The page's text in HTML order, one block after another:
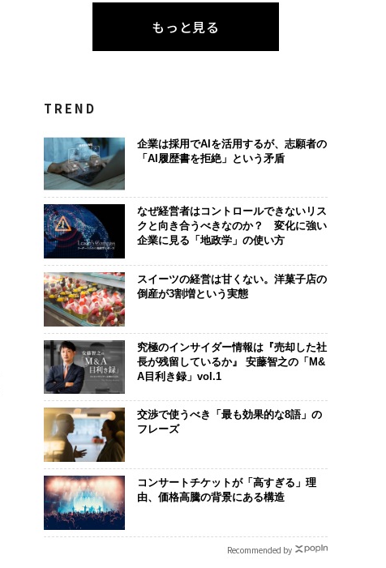
もっと見る
TREND
企業は採用でAIを活用するが、志願者の
「AI履歴書を拒絶」という矛盾
なぜ経営者はコントロールできないリス
クと向き合うべきなのか？ 変化に強い
企業に見る「地政学」の使い方
スイーツの経営は甘くない。洋菓子店の
倒産が3割増という実態
究極のインサイダー情報は『売却した社
長が残留しているか』 安藤智之の「M&
A目利き録」vol.1
交渉で使うべき「最も効果的な8語」の
フレーズ
コンサートチケットが「高すぎる」理
由、価格高騰の背景にある構造
Recommended by